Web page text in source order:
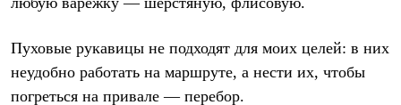
Пуховые рукавицы не подходят для моих целей: в них
неудобно работать на маршруте, а нести их, чтобы
погреться на привале — перебор.